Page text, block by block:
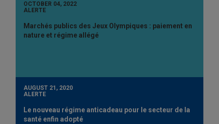
OCTOBER 04, 2022
ALERTE
Marchés publics des Jeux Olympiques : paiement en
nature et régime allégé
AUGUST 21, 2020
ALERTE
Le nouveau régime anticadeau pour le secteur de la
santé enfin adopté